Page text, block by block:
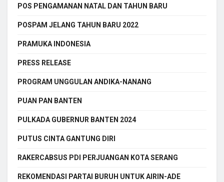
POS PENGAMANAN NATAL DAN TAHUN BARU
POSPAM JELANG TAHUN BARU 2022
PRAMUKA INDONESIA
PRESS RELEASE
PROGRAM UNGGULAN ANDIKA-NANANG
PUAN PAN BANTEN
PULKADA GUBERNUR BANTEN 2024
PUTUS CINTA GANTUNG DIRI
RAKERCABSUS PDI PERJUANGAN KOTA SERANG
REKOMENDASI PARTAI BURUH UNTUK AIRIN-ADE